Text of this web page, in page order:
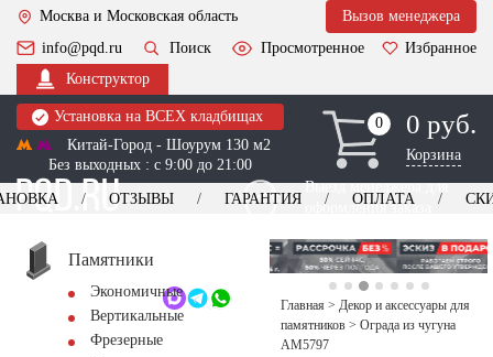
Москва и Московская область
Вызов менеджера
info@pqd.ru
Поиск Просмотренное
Избранное
Конструктор
Установка на ВСЕХ кладбищах
Китай-Город - Шоурум 130 м2
Без выходных : с 9:00 до 21:00
0
0 0 руб.
Корзина
Выезд менеджера для
оформления заказа
+7 (495) 518-44-23
Обратный звонок
ОТЗЫВЫ ГАРАНТИЯ ОПЛАТА
Памятники
Экономичные
Вертикальные
Фрезерные
Главная > Декор и аксессуары для
памятников > Ограда из чугуна
AM5797